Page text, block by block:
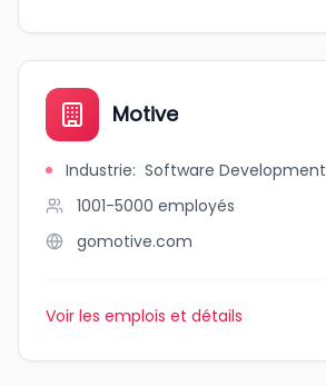
Motive
Industrie: Software Development
1001-5000 employés
gomotive.com
Voir les emplois et détails